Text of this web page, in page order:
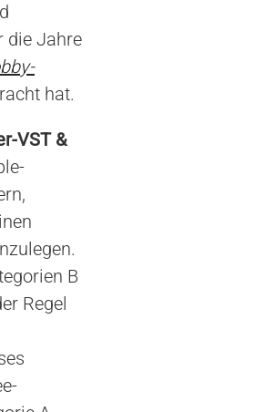
die Jahre
hat.
VST &
B
Regel